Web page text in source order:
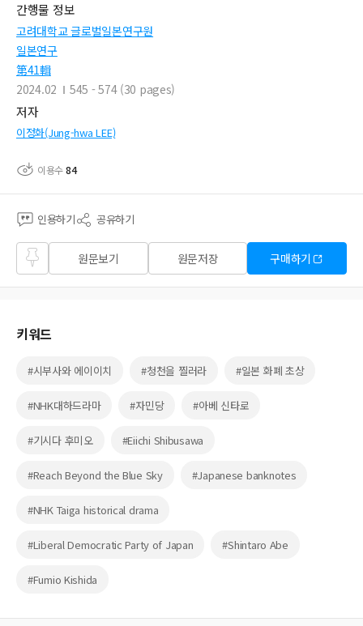
간행물 정보
고려대학교 글로벌일본연구원
일본연구
第41輯
2024.02
545 - 574 (30 pages)
저자
이정화(Jung-hwa LEE)
이용수84
인용하기 공유하기
즐겨
찾기
원문보기 원문저장 구매하기
키워드
#시부사와 에이이치 #청천을 찔러라 #일본 화폐 초상
#NHK대하드라마 #자민당 #아베 신타로
#기시다 후미오 #Eiichi Shibusawa
#Reach Beyond the Blue Sky #Japanese banknotes
#NHK Taiga historical drama
#Liberal Democratic Party of Japan #Shintaro Abe
#Fumio Kishida